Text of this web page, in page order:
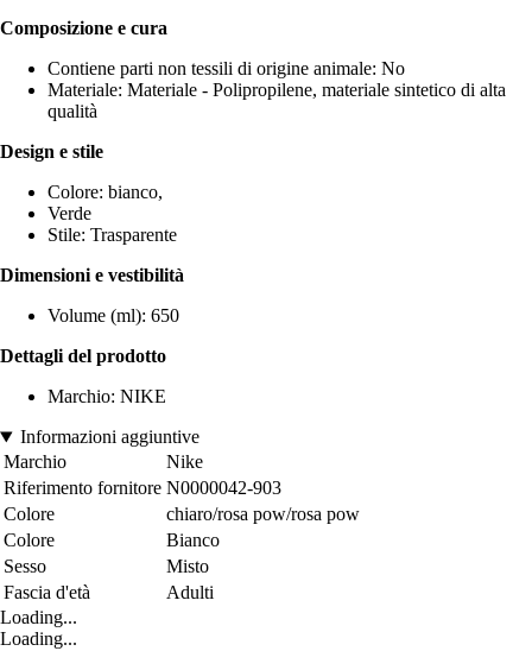
Composizione e cura
Contiene parti non tessili di origine animale: No
Materiale: Materiale - Polipropilene, materiale sintetico di alta
qualità
Design e stile
Colore: bianco,
Verde
Stile: Trasparente
Dimensioni e vestibilità
Volume (ml): 650
Dettagli del prodotto
Marchio: NIKE
Informazioni aggiuntive
Marchio
Nike
Riferimento fornitore N0000042-903
Colore
chiaro/rosa pow/rosa pow
Colore
Bianco
Sesso
Misto
Fascia d'età
Adulti
Loading...
Loading...